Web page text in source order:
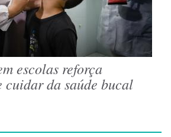
escolas reforça
da saúde bucal